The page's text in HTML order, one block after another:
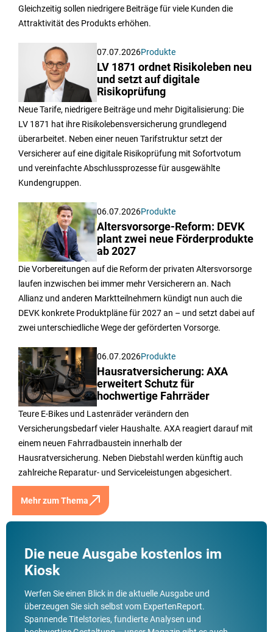
Gleichzeitig sollen niedrigere Beiträge für viele Kunden die
Attraktivität des Produkts erhöhen.
07.07.2026Produkte
LV 1871 ordnet Risikoleben neu
und setzt auf digitale
Risikoprüfung
Neue Tarife, niedrigere Beiträge und mehr Digitalisierung: Die
LV 1871 hat ihre Risikolebensversicherung grundlegend
überarbeitet. Neben einer neuen Tarifstruktur setzt der
Versicherer auf eine digitale Risikoprüfung mit Sofortvotum
und vereinfachte Abschlussprozesse für ausgewählte
Kundengruppen.
06.07.2026Produkte
Altersvorsorge-Reform: DEVK
plant zwei neue Förderprodukte
ab 2027
Die Vorbereitungen auf die Reform der privaten Altersvorsorge
laufen inzwischen bei immer mehr Versicherern an. Nach
Allianz und anderen Marktteilnehmern kündigt nun auch die
DEVK konkrete Produktpläne für 2027 an – und setzt dabei auf
zwei unterschiedliche Wege der geförderten Vorsorge.
06.07.2026Produkte
Hausratversicherung: AXA
erweitert Schutz für
hochwertige Fahrräder
Teure E-Bikes und Lastenräder verändern den
Versicherungsbedarf vieler Haushalte. AXA reagiert darauf mit
einem neuen Fahrradbaustein innerhalb der
Hausratversicherung. Neben Diebstahl werden künftig auch
zahlreiche Reparatur- und Serviceleistungen abgesichert.
Mehr zum Thema
Die neue Ausgabe kostenlos im
Kiosk
Werfen Sie einen Blick in die aktuelle Ausgabe und
überzeugen Sie sich selbst vom ExpertenReport.
Spannende Titelstories, fundierte Analysen und